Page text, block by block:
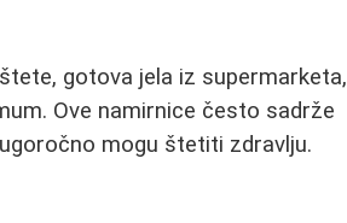
gotova jela iz supermarketa,
Ove namirnice često sadrže
mogu štetiti zdravlju.